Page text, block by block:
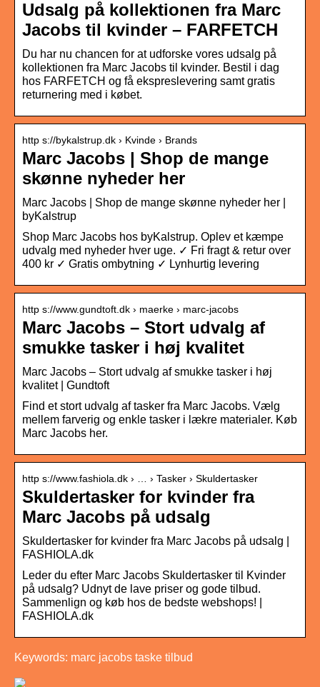
Udsalg på kollektionen fra Marc
Jacobs til kvinder – FARFETCH
Du har nu chancen for at udforske vores udsalg på
kollektionen fra Marc Jacobs til kvinder. Bestil i dag
hos FARFETCH og få ekspreslevering samt gratis
returnering med i købet.
http s://bykalstrup.dk › Kvinde › Brands
Marc Jacobs | Shop de mange
skønne nyheder her
Marc Jacobs | Shop de mange skønne nyheder her |
byKalstrup
Shop Marc Jacobs hos byKalstrup. Oplev et kæmpe
udvalg med nyheder hver uge. ✓ Fri fragt & retur over
400 kr ✓ Gratis ombytning ✓ Lynhurtig levering
http s://www.gundtoft.dk › maerke › marc-jacobs
Marc Jacobs – Stort udvalg af
smukke tasker i høj kvalitet
Marc Jacobs – Stort udvalg af smukke tasker i høj
kvalitet | Gundtoft
Find et stort udvalg af tasker fra Marc Jacobs. Vælg
mellem farverig og enkle tasker i lækre materialer. Køb
Marc Jacobs her.
http s://www.fashiola.dk › … › Tasker › Skuldertasker
Skuldertasker for kvinder fra
Marc Jacobs på udsalg
Skuldertasker for kvinder fra Marc Jacobs på udsalg |
FASHIOLA.dk
Leder du efter Marc Jacobs Skuldertasker til Kvinder
på udsalg? Udnyt de lave priser og gode tilbud.
Sammenlign og køb hos de bedste webshops! |
FASHIOLA.dk
Keywords: marc jacobs taske tilbud